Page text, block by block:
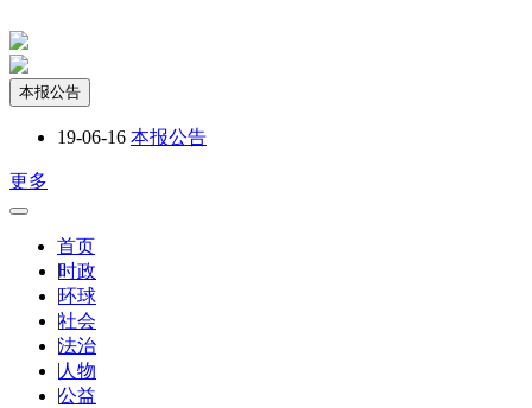
本报公告
19-06-16 本报公告
更多
首页
|时政
|环球
|社会
|法治
|人物
|公益